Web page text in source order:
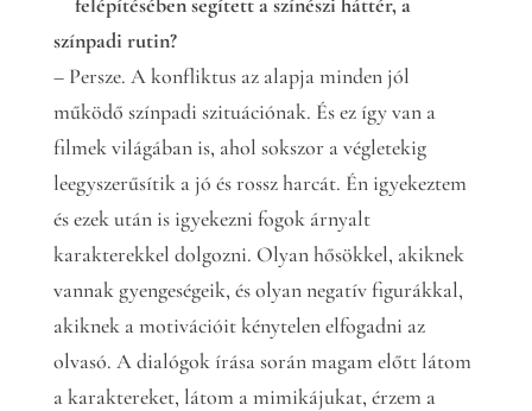
színpadi rutin?
– Persze. A konfliktus az alapja minden jól
működő színpadi szituációnak. És ez így van a
filmek világában is, ahol sokszor a végletekig
leegyszerűsítik a jó és rossz harcát. Én igyekeztem
és ezek után is igyekezni fogok árnyalt
karakterekkel dolgozni. Olyan hősökkel, akiknek
vannak gyengeségeik, és olyan negatív figurákkal,
akiknek a motivációit kénytelen elfogadni az
olvasó. A dialógok írása során magam előtt látom
a karaktereket, látom a mimikájukat, érzem a